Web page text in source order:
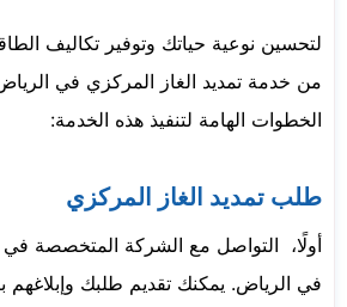
لتحسين نوعية حياتك وتوفير تكاليف
من خدمة تمديد الغاز المركزي في
الخطوات الهامة لتنفيذ هذه الخدمة:
طلب تمديد الغاز المركزي
أولًا، التواصل مع الشركة المتخصصة في
في الرياض. يمكنك تقديم طلبك وإبلاغهم